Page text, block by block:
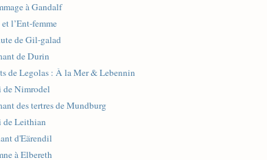
à Gandalf
et l’Ent-femme
de Gil-galad
de Durin
de Legolas : À la Mer & Lebennin
de Nimrodel
des tertres de Mundburg
de Leithian
d'Eärendil
à Elbereth